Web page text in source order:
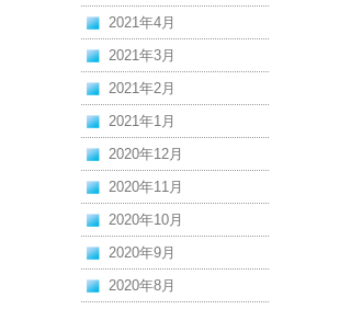
2021年4月
2021年3月
2021年2月
2021年1月
2020年12月
2020年11月
2020年10月
2020年9月
2020年8月